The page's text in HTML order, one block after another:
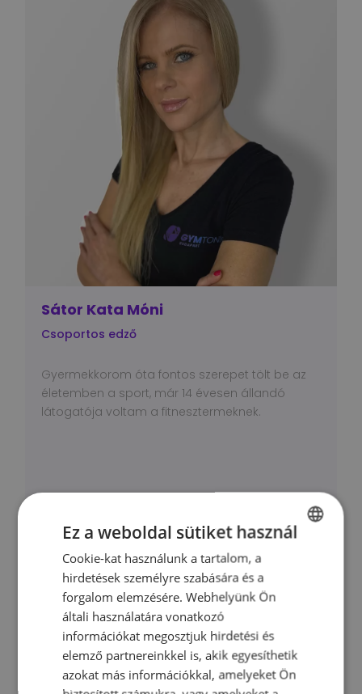
Sátor Kata Móni
Csoportos edző
Gyermekkorom óta fontos szerepet tölt be az
életemben a sport, már 14 évesen állandó
látogatója voltam a fitnesztermeknek.
HUNGARIAN
ENGLISH
Ez a weboldal sütiket használ
Cookie-kat használunk a tartalom, a
hirdetések személyre szabására és a
forgalom elemzésére. Webhelyünk Ön
általi használatára vonatkozó
információkat megosztjuk hirdetési és
elemző partnereinkkel is, akik egyesíthetik
azokat más információkkal, amelyeket Ön